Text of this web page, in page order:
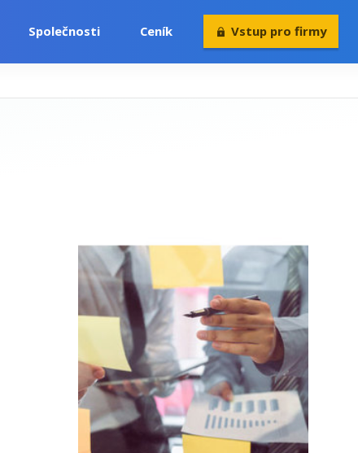
Společnosti Ceník Vstup pro firmy